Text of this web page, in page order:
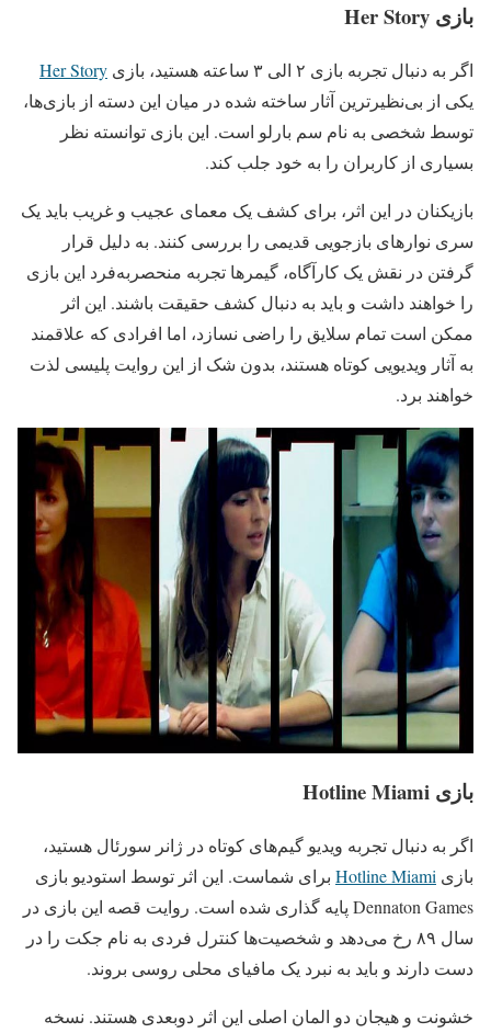
بازی Her Story
اگر به دنبال تجربه بازی ۲ الی ۳ ساعته هستید، بازی
Her Story
یکی از بی‌نظیرترین آثار ساخته شده در میان این دسته از بازی‌ها،
توسط شخصی به نام سم بارلو است. این بازی توانسته نظر
بسیاری از کاربران را به خود جلب کند.
بازیکنان در این اثر، برای کشف یک معمای عجیب و غریب باید یک
سری نوارهای بازجویی قدیمی را بررسی کنند. به دلیل قرار
گرفتن در نقش یک کارآگاه، گیمرها تجربه منحصربه‌فرد این بازی
را خواهند داشت و باید به دنبال کشف حقیقت باشند. این اثر
ممکن است تمام سلایق را راضی نسازد، اما افرادی که علاقمند
به آثار ویدیویی کوتاه هستند، بدون شک از این روایت پلیسی لذت
خواهند برد.
بازی Hotline Miami
اگر به دنبال تجربه ویدیو گیم‌های کوتاه در ژانر سورئال هستید،
بازی Hotline Miami برای شماست. این اثر توسط استودیو بازی
Dennaton Games پایه گذاری شده است. روایت قصه این بازی در
سال ۸۹ رخ می‌دهد و شخصیت‌ها کنترل فردی به نام جکت را در
دست دارند و باید به نبرد یک مافیای محلی روسی بروند.
خشونت و هیجان دو المان اصلی این اثر دوبعدی هستند. نسخه